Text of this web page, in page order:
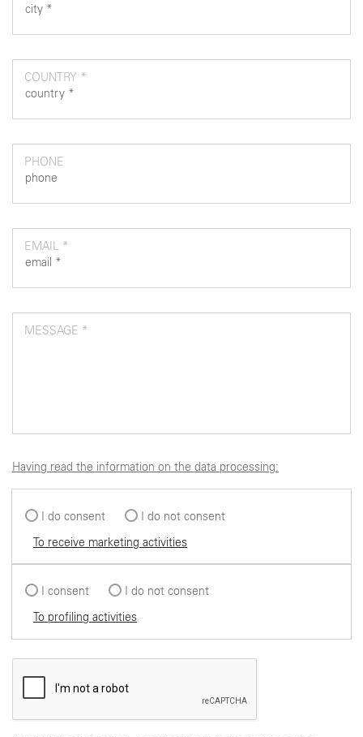
COUNTRY *
PHONE
EMAIL *
MESSAGE *
Having read the information on the data processing:
I do consent
I do not consent
To receive marketing activities
I consent
I do not consent
To profiling activities